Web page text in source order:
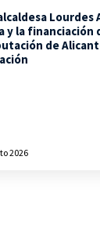
y la financiación
de
2026